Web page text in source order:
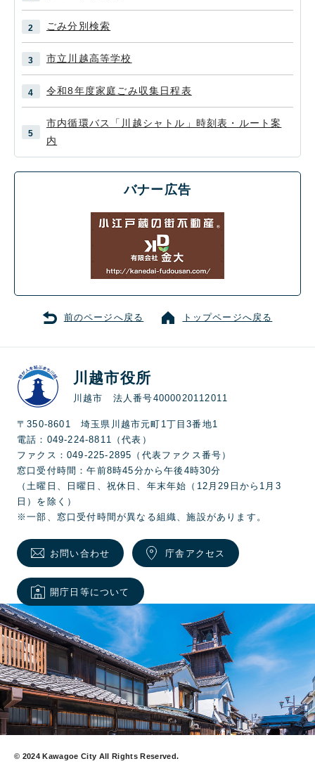
ごみ分別検索
市立川越高等学校
令和8年度家庭ごみ収集日程表
市内循環バス「川越シャトル」時刻表・ルート案
内
バナー広告
前のページへ戻る トップページへ戻る
川越市役所
川越市 法人番号4000020112011
〒350-8601 埼玉県川越市元町1丁目3番地1
電話：049-224-8811（代表）
ファクス：049-225-2895（代表ファクス番号）
窓口受付時間：午前8時45分から午後4時30分
（土曜日、日曜日、祝休日、年末年始（12月29日から1月3
日）を除く）
※一部、窓口受付時間が異なる組織、施設があります。
お問い合わせ 庁舎アクセス
開庁日等について
© 2024 Kawagoe City All Rights Reserved.